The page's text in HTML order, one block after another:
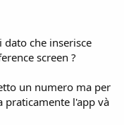
che inserisce
screen ?
un numero ma per
praticamente l'app và